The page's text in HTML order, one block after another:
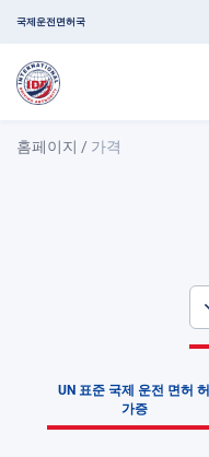
국제운전면허국
홈페이지 / 가격
UN 표준 국제 운전 면허 허
가증